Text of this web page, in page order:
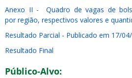
Anexo II - Quadro de vagas de
por região, respectivos valores e
Resultado Parcial - Publicado em 17/
Resultado Final
Público-Alvo: